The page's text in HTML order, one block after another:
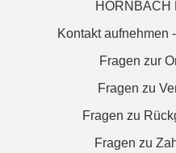
HORNBACH
Kontakt aufnehmen
Fragen zur
Fragen zu
Fragen zu
Fragen zu